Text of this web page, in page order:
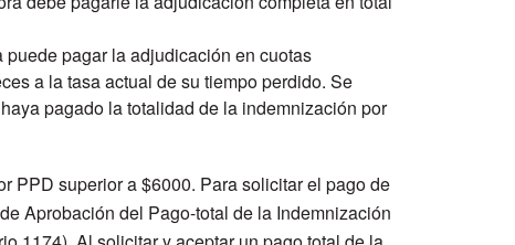
pagar la adjudicación en cuotas
a la tasa actual de su tiempo perdido. Se
pagado la totalidad de la indemnización por
PPD superior a $6000. Para solicitar el pago de
Aprobación del Pago-total de la Indemnización